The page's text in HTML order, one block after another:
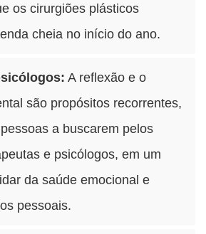
os cirurgiões plásticos
cheia no início do ano.
A reflexão e o
são propósitos recorrentes,
a buscarem pelos
e psicólogos, em um
da saúde emocional e
pessoais.